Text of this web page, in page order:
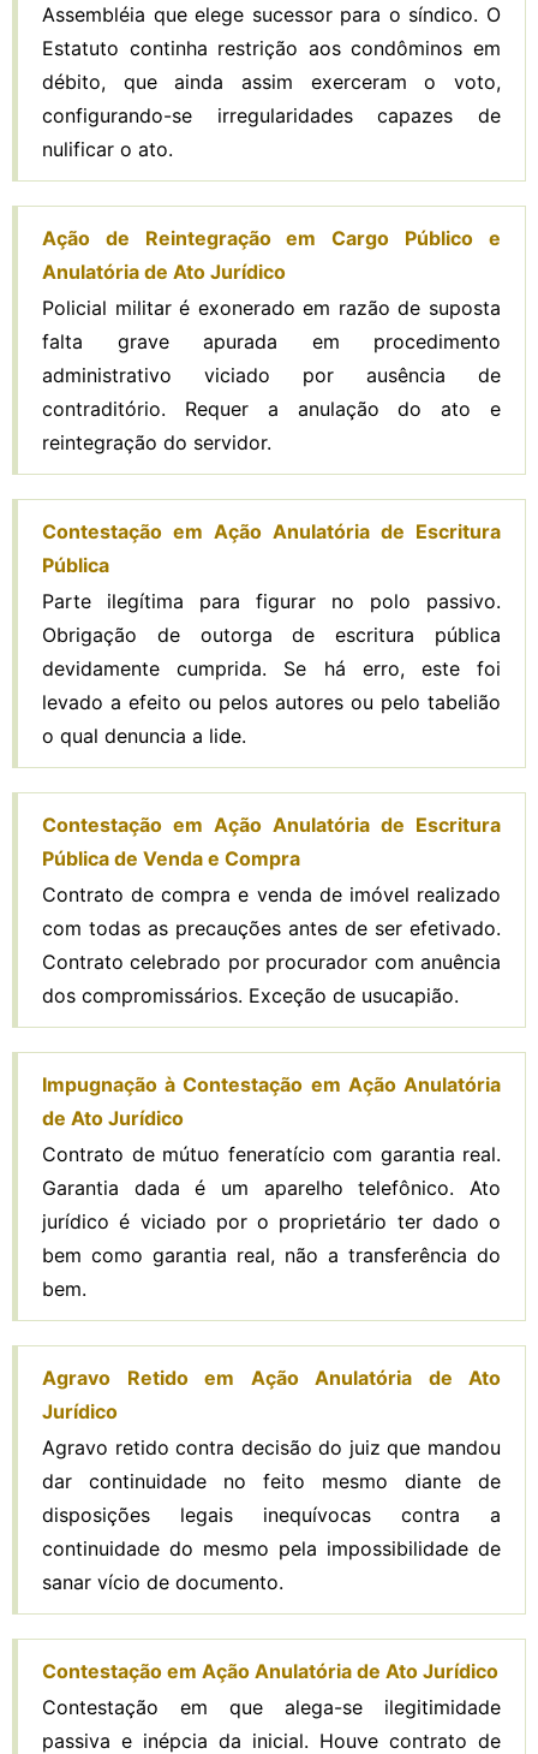
Assembléia que elege sucessor para o síndico. O
Estatuto continha restrição aos condôminos em
débito, que ainda assim exerceram o voto,
configurando-se irregularidades capazes de
nulificar o ato.
Ação de Reintegração em Cargo Público e
Anulatória de Ato Jurídico
Policial militar é exonerado em razão de suposta
falta grave apurada em procedimento
administrativo viciado por ausência de
contraditório. Requer a anulação do ato e
reintegração do servidor.
Contestação em Ação Anulatória de Escritura
Pública
Parte ilegítima para figurar no polo passivo.
Obrigação de outorga de escritura pública
devidamente cumprida. Se há erro, este foi
levado a efeito ou pelos autores ou pelo tabelião
o qual denuncia a lide.
Contestação em Ação Anulatória de Escritura
Pública de Venda e Compra
Contrato de compra e venda de imóvel realizado
com todas as precauções antes de ser efetivado.
Contrato celebrado por procurador com anuência
dos compromissários. Exceção de usucapião.
Impugnação à Contestação em Ação Anulatória
de Ato Jurídico
Contrato de mútuo feneratício com garantia real.
Garantia dada é um aparelho telefônico. Ato
jurídico é viciado por o proprietário ter dado o
bem como garantia real, não a transferência do
bem.
Agravo Retido em Ação Anulatória de Ato
Jurídico
Agravo retido contra decisão do juiz que mandou
dar continuidade no feito mesmo diante de
disposições legais inequívocas contra a
continuidade do mesmo pela impossibilidade de
sanar vício de documento.
Contestação em Ação Anulatória de Ato Jurídico
Contestação em que alega-se ilegitimidade
passiva e inépcia da inicial. Houve contrato de